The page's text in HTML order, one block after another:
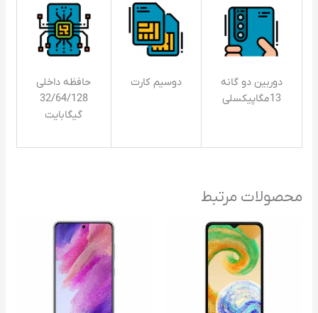
دوربین دو گانه
13مگاپیکسلی
دوسیم کارت
حافظه داخلی
32/64/128
گیگابایت
محصولات مرتبط